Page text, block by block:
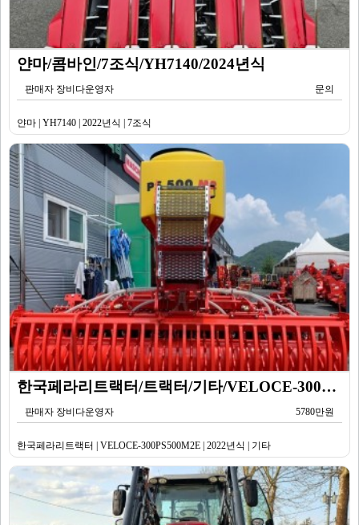
얀마/콤바인/7조식/YH7140/2024년식
판매자 장비다운영자 문의
얀마 | YH7140 | 2022년식 | 7조식
한국페라리트랙터/트랙터/기타/VELOCE-300PS500M2E/2022년식
판매자 장비다운영자 5780만원
한국페라리트랙터 | VELOCE-300PS500M2E | 2022년식 | 기타